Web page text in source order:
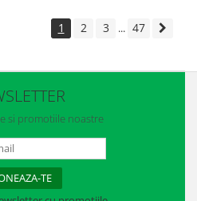
1 2 3 ... 47
si promotiile noastre